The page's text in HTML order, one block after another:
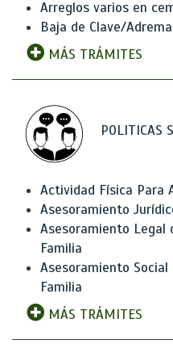
Arreglos varios en
Baja de Clave/
MÁS TRÁMITES
POLITICAS
Actividad Física Para
Asesoramiento
Asesoramiento Legal
Familia
Asesoramiento Social
Familia
MÁS TRÁMITES